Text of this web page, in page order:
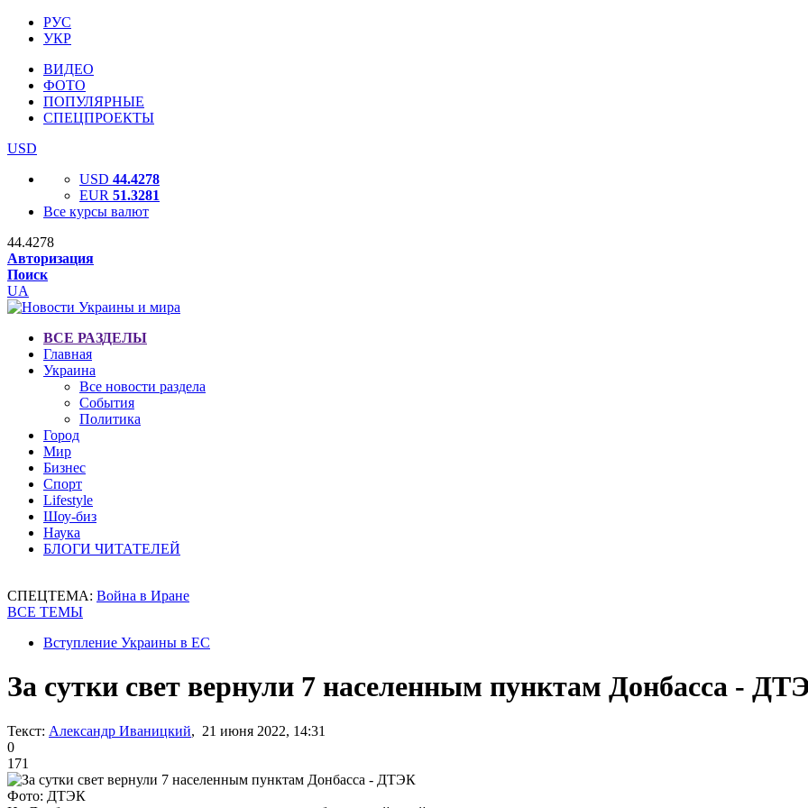
РУС
УКР
ВИДЕО
ФОТО
ПОПУЛЯРНЫЕ
СПЕЦПРОЕКТЫ
USD
USD 44.4278
EUR 51.3281
Все курсы валют
44.4278
Авторизация
Поиск
UA
ВСЕ РАЗДЕЛЫ
Главная
Украина
Все новости раздела
События
Политика
Город
Мир
Бизнес
Спорт
Lifestyle
Шоу-биз
Наука
БЛОГИ ЧИТАТЕЛЕЙ
СПЕЦТЕМА: Война в Иране
ВСЕ ТЕМЫ
Вступление Украины в ЕС
За сутки свет вернули 7 населенным пунктам Донбасса -
Текст: Александр Иваницкий, 21 июня 2022, 14:31
0
171
Фото: ДТЭК